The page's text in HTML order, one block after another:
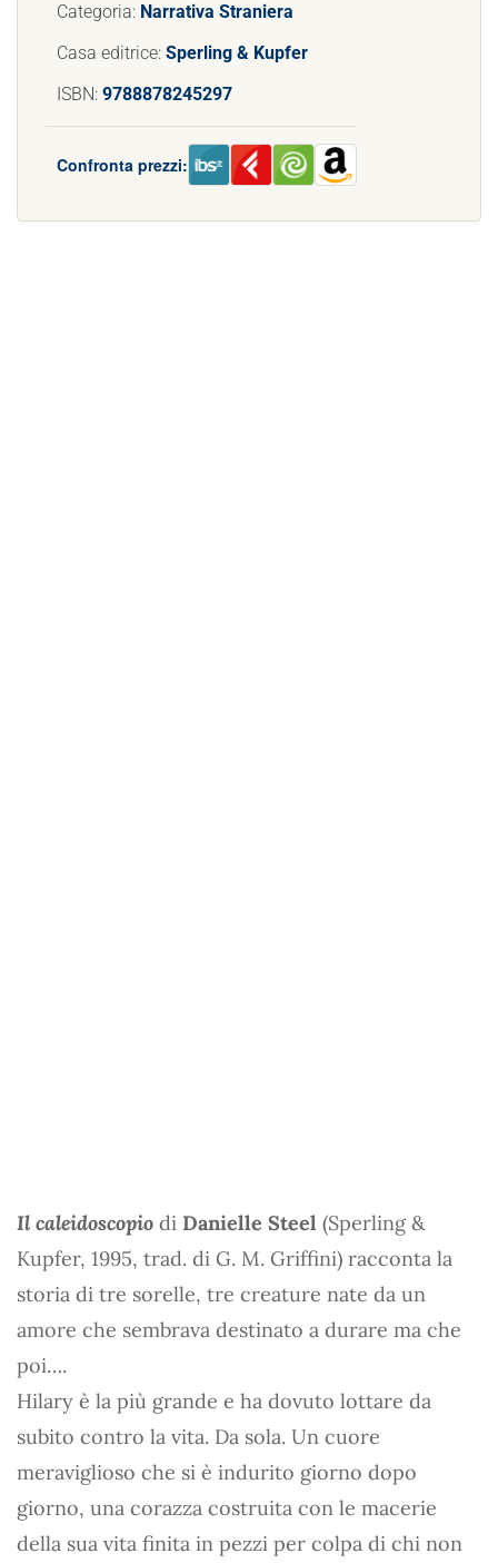
Categoria: Narrativa Straniera
Casa editrice: Sperling & Kupfer
ISBN: 9788878245297
Confronta prezzi:
Il caleidoscopio di Danielle Steel (Sperling &
Kupfer, 1995, trad. di G. M. Griffini) racconta la
storia di tre sorelle, tre creature nate da un
amore che sembrava destinato a durare ma che
poi….
Hilary è la più grande e ha dovuto lottare da
subito contro la vita. Da sola. Un cuore
meraviglioso che si è indurito giorno dopo
giorno, una corazza costruita con le macerie
della sua vita finita in pezzi per colpa di chi non